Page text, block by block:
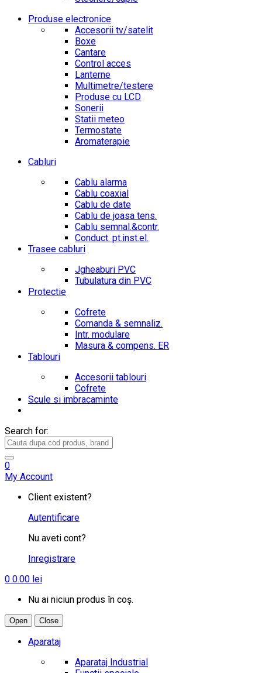
Produse electronice
Accesorii tv/satelit
Boxe
Cantare
Control acces
Lanterne
Multimetre/testere
Produse cu LCD
Sonerii
Statii meteo
Termostate
Aromaterapie
Cabluri
Cablu alarma
Cablu coaxial
Cablu de date
Cablu de joasa tens.
Cablu semnal.&contr.
Conduct. pt.inst.el.
Trasee cabluri
Jgheaburi PVC
Tubulatura din PVC
Protectie
Cofrete
Comanda & semnaliz.
Intr. modulare
Masura & compens. ER
Tablouri
Accesorii tablouri
Cofrete
Scule si imbracaminte
Search for:
0
My Account
Client existent?
Autentificare
Nu aveti cont?
Inregistrare
0 0.00 lei
Nu ai niciun produs în coș.
Open Close
Aparataj
Aparataj Industrial